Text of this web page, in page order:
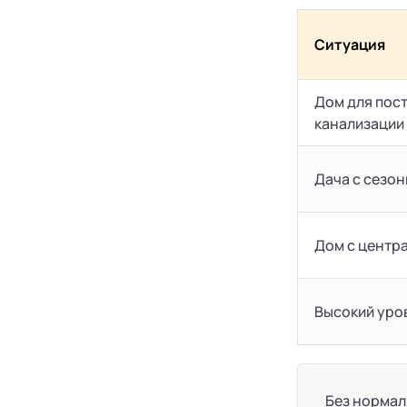
Ситуация
Дом для
канализации
Дача с
Дом с
Высокий
Без